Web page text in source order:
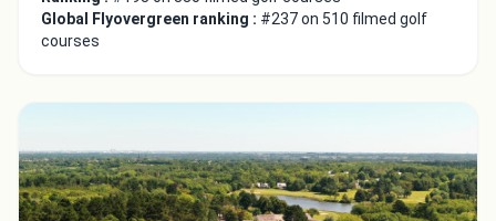
Global Flyovergreen ranking : #237 on 510 filmed golf
courses